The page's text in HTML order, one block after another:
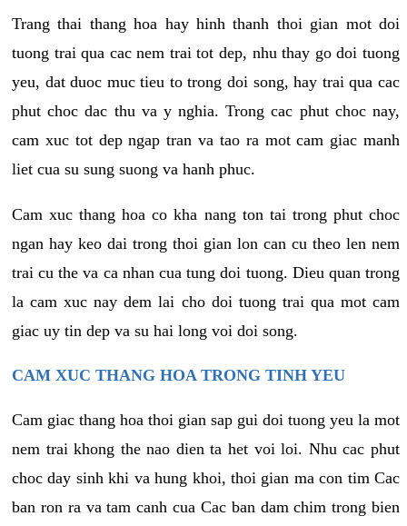
Trang thai thang hoa hay hinh thanh thoi gian mot doi
tuong trai qua cac nem trai tot dep, nhu thay go doi tuong
yeu, dat duoc muc tieu to trong doi song, hay trai qua cac
phut choc dac thu va y nghia. Trong cac phut choc nay,
cam xuc tot dep ngap tran va tao ra mot cam giac manh
liet cua su sung suong va hanh phuc.
Cam xuc thang hoa co kha nang ton tai trong phut choc
ngan hay keo dai trong thoi gian lon can cu theo len nem
trai cu the va ca nhan cua tung doi tuong. Dieu quan trong
la cam xuc nay dem lai cho doi tuong trai qua mot cam
giac uy tin dep va su hai long voi doi song.
CAM XUC THANG HOA TRONG TINH YEU
Cam giac thang hoa thoi gian sap gui doi tuong yeu la mot
nem trai khong the nao dien ta het voi loi. Nhu cac phut
choc day sinh khi va hung khoi, thoi gian ma con tim Cac
ban ron ra va tam canh cua Cac ban dam chim trong bien